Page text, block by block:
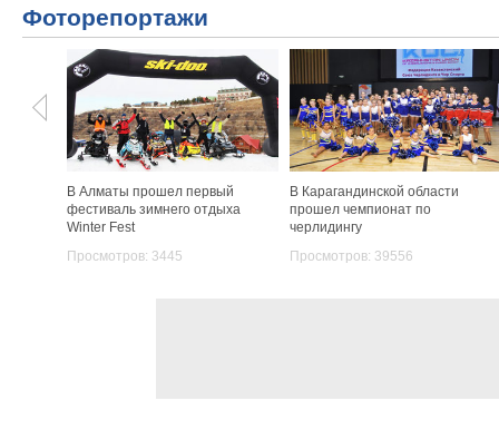
Фоторепортажи
В Алматы прошел первый
фестиваль зимнего отдыха
Winter Fest
Просмотров: 3445
В Карагандинской области
прошел чемпионат по
черлидингу
Просмотров: 39556